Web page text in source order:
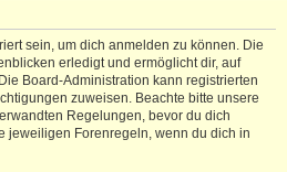
sein, um dich anmelden zu können. Die
erledigt und ermöglicht dir, auf
Board-Administration kann registrierten
zuweisen. Beachte bitte unsere
Regelungen, bevor du dich
jeweiligen Forenregeln, wenn du dich in